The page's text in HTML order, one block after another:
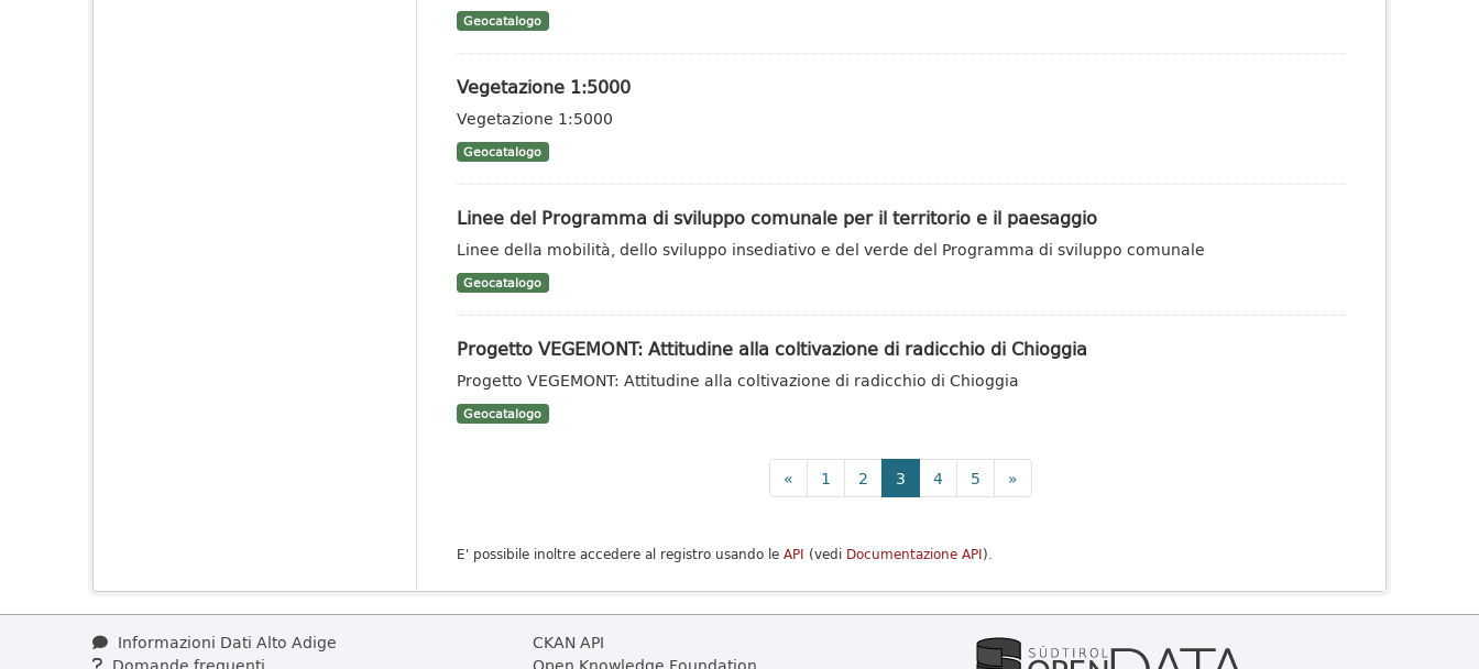
Geocatalogo
Vegetazione 1:5000
Vegetazione 1:5000
Geocatalogo
Linee del Programma di sviluppo comunale per il territorio e il paesaggio
Linee della mobilità, dello sviluppo insediativo e del verde del Programma di sviluppo comunale
Geocatalogo
Progetto VEGEMONT: Attitudine alla coltivazione di radicchio di Chioggia
Progetto VEGEMONT: Attitudine alla coltivazione di radicchio di Chioggia
Geocatalogo
« 1 2 3 4 5 »
E' possibile inoltre accedere al registro usando le API (vedi Documentazione API).
Informazioni Dati Alto Adige
CKAN API